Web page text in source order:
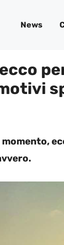
News
momento,